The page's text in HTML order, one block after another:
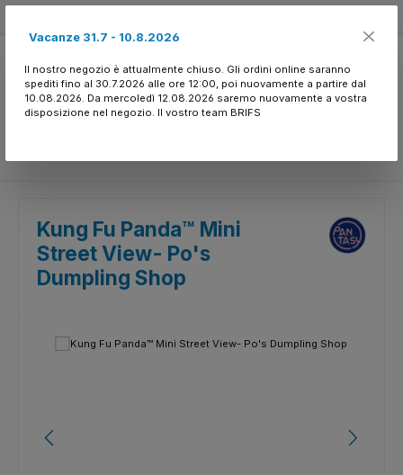
Kung Fu Panda™ Mini
Street View- Po's
Dumpling Shop
Salta la galleria di immagini
Vacanze 31.7 - 10.8.2026
Il nostro negozio è attualmente chiuso. Gli ordini online saranno
spediti fino al 30.7.2026 alle ore 12:00, poi nuovamente a partire dal
10.08.2026. Da mercoledì 12.08.2026 saremo nuovamente a vostra
disposizione nel negozio. Il vostro team BRIFS